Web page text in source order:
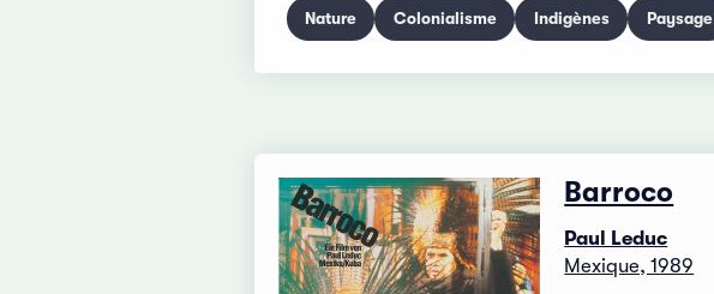
Nature Colonialisme Indigènes Paysage
Barroco
Paul Leduc
Mexique, 1989